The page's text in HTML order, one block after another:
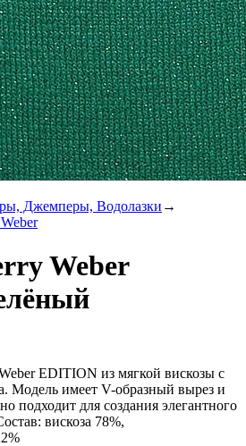
Джемперы, Водолазки
Weber
EDITION из мягкой вискозы с
Модель имеет V-образный вырез и
подходит для создания элегантного
вискоза 78%,